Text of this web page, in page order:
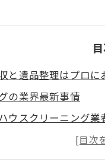
と遺品整理はプロ
の業界最新事情
ウスクリーニング業